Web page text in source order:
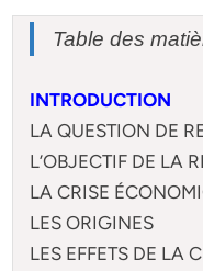
Table des
INTRODUCTION
LA QUESTION DE
L’OBJECTIF DE LA
LA CRISE
LES ORIGINES
LES EFFETS DE LA